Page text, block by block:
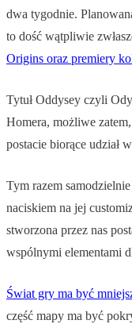
dwa tygodnie.
to dość wątpliwie
Origins oraz premiery
Tytuł Oddysey czyli
Homera, możliwe
postacie biorące udział
Tym razem
naciskiem na jej
stworzona przez nas
wspólnymi elementami
Świat gry ma być
część mapy ma być